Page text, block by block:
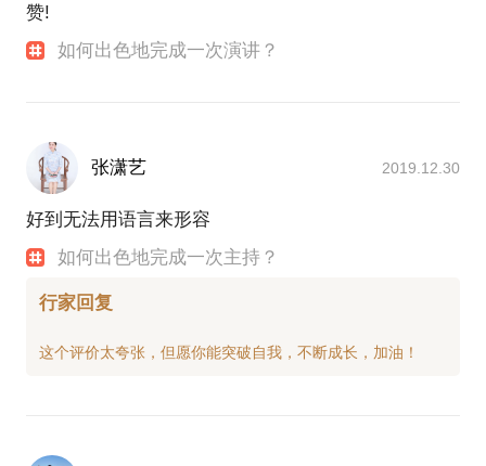
赞!
如何出色地完成一次演讲？
张潇艺 2019.12.30
好到无法用语言来形容
如何出色地完成一次主持？
行家回复